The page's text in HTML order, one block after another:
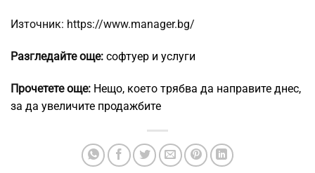
Източник: https://www.manager.bg/
Разгледайте още: софтуер и услуги
Прочетете още: Нещо, което трябва да направите днес,
за да увеличите продажбите